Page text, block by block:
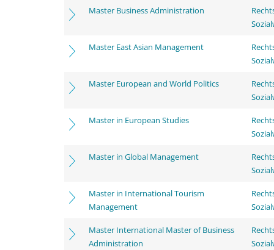
Master Business Administration
Master East Asian Management
Master European and World Politics
Master in European Studies
Master in Global Management
Master in International Tourism
Management
Master International Master of Business
Administration